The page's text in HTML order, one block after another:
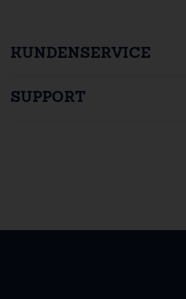
KUNDENSERVICE
SUPPORT